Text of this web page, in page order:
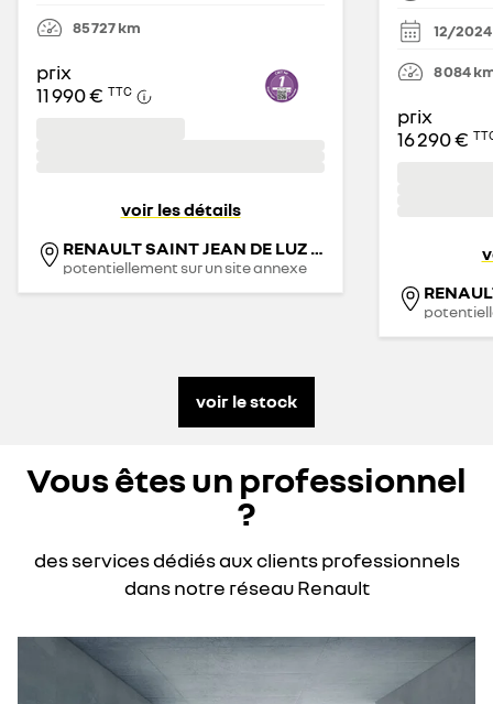
85 727km
prix
11 990 € TTC
voir les détails
RENAULT SAINT JEAN DE LUZ - LAMERAIN
potentiellement sur un site annexe
12/2024
8 084
prix
16 290 €
voir le stock
Vous êtes un professionnel
?
des services dédiés aux clients professionnels
dans notre réseau Renault